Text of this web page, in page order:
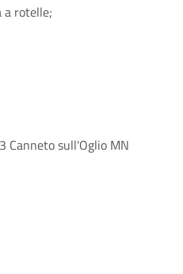
a rotelle;
Canneto sull'Oglio MN